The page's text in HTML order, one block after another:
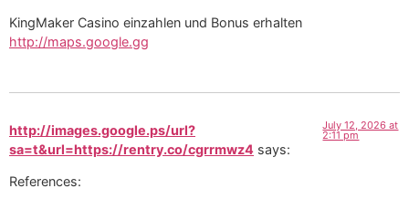
KingMaker Casino einzahlen und Bonus erhalten
http://maps.google.gg
http://images.google.ps/url?
sa=t&url=https://rentry.co/cgrrmwz4 says:
July 12, 2026 at
2:11 pm
References: